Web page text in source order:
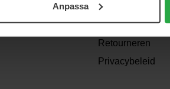
Anpassa
Algemene
voorwaarden
Retourneren
Privacybeleid